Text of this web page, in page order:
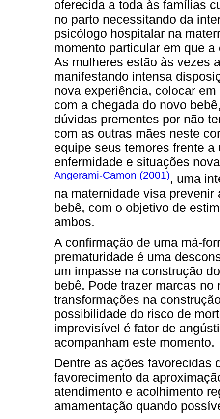
oferecida a toda às famílias
no parto necessitando da
psicólogo hospitalar na
momento particular em que
As mulheres estão às vezes
manifestando intensa
nova experiência, colocar
com a chegada do novo
dúvidas prementes por não
com as outras mães neste
equipe seus temores frente
enfermidade e situações
Angerami-Camon (2001), uma
na maternidade visa
bebê, com o objetivo de
ambos.
A confirmação de uma má-
prematuridade é uma
um impasse na construção
bebê. Pode trazer marcas no
transformações na
possibilidade do risco de
imprevisível é fator de
acompanham este momento.
Dentre as ações favorecidas
favorecimento da
atendimento e acolhimento
amamentação quando